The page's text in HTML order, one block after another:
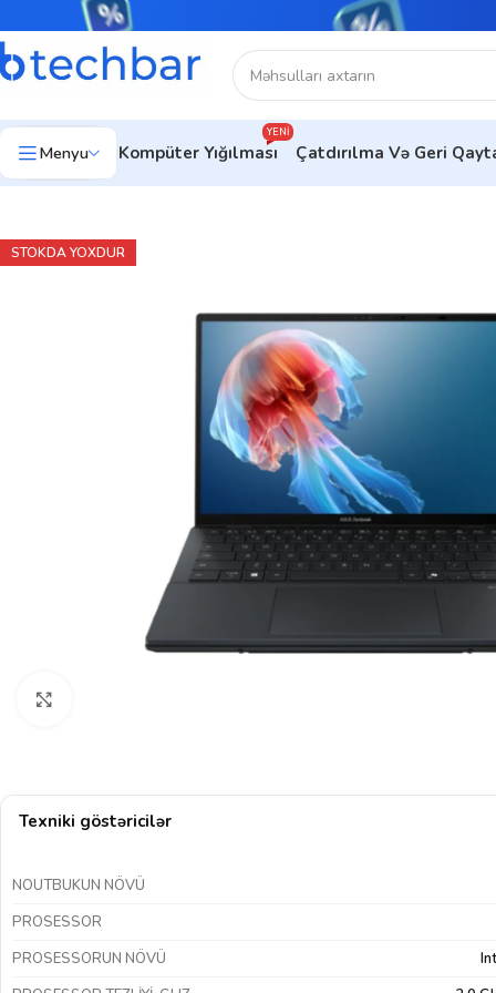
Menyu Kompüter Yığılması
YENI
Çatdırılma Və Geri
Ev Noutbuklar
STOKDA YOXDUR
Texniki göstəricilər
NOUTBUKUN NÖVÜ
PROSESSOR
PROSESSORUN NÖVÜ